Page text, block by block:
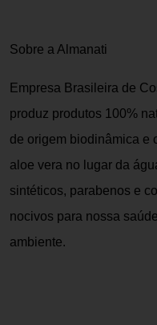
Sobre a Almanati
Empresa Brasileira de
produz produtos 100%
de origem biodinâmica e
aloe vera no lugar da
sintéticos, parabenos e
nocivos para nossa
ambiente.